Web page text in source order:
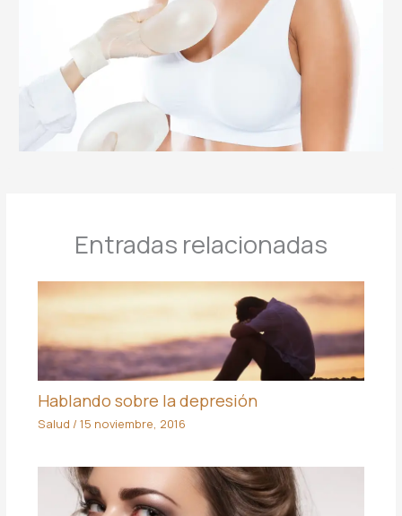
Entradas relacionadas
Hablando sobre la depresión
Salud / 15 noviembre, 2016